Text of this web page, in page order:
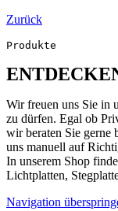
Zurück
Produkte
Wir freuen uns Sie in
zu dürfen. Egal ob
wir beraten Sie gerne
uns manuell auf
In unserem Shop
Lichtplatten,
Navigation